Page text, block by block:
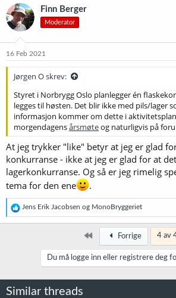
k
s
j
o
e
Finn Berger
Moderator
16 Feb 2021
Jørgen O skrev:
Styret i Norbrygg Oslo planlegger én
legges til høsten. Det blir ikke med pils/lager
informasjon kommer om dette i
morgendagensårsmøteog naturligvis på
At jeg trykker "like" betyr at jeg er glad
konkurranse - ikke at jeg er glad for at
lagerkonkurranse. Og så er jeg rimelig
tema for den ene
.
R
e
a
r
Jens Erik Jacobsen og MonoBryggeriet
Først Forrige 4 av
Du må logge inn eller registrere deg
Similar threads